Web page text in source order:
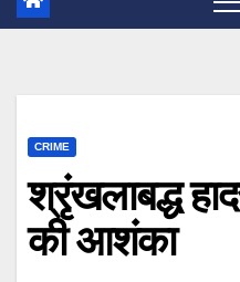
CRIME
श्रृंखलाबद्ध
की आशंका